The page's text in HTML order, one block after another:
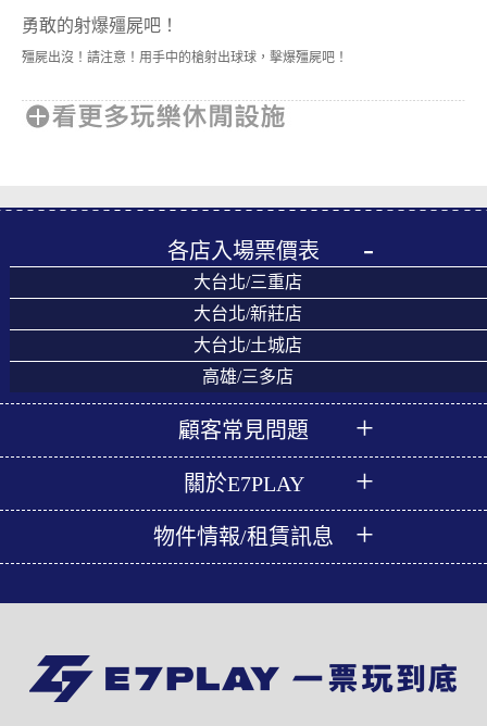
勇敢的射爆殭屍吧！
殭屍出沒！請注意！用手中的槍射出球球，擊爆殭屍吧！
各店入場票價表
大台北/三重店
大台北/新莊店
大台北/土城店
高雄/三多店
顧客常見問題
關於E7PLAY
物件情報/租賃訊息